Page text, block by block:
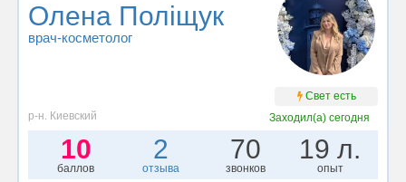
Олена Поліщук
врач-косметолог
Свет есть
р-н. Киевский
Заходил(а)сегодня
10
баллов
2
отзыва
70
звонков
19 л.
опыт